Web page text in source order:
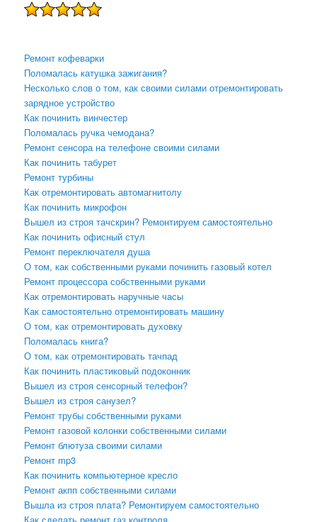
Ремонт кофеварки
Поломалась катушка зажигания?
Несколько слов о том, как своими силами отремонтировать
зарядное устройство
Как починить винчестер
Поломалась ручка чемодана?
Ремонт сенсора на телефоне своими силами
Как починить табурет
Ремонт турбины
Как отремонтировать автомагнитолу
Как починить микрофон
Вышел из строя тачскрин? Ремонтируем самостоятельно
Как починить офисный стул
Ремонт переключателя душа
О том, как собственными руками починить газовый котел
Ремонт процессора собственными руками
Как отремонтировать наручные часы
Как самостоятельно отремонтировать машину
О том, как отремонтировать духовку
Поломалась книга?
О том, как отремонтировать тачпад
Как починить пластиковый подоконник
Вышел из строя сенсорный телефон?
Вышел из строя санузел?
Ремонт трубы собственными руками
Ремонт газовой колонки собственными силами
Ремонт блютуза своими силами
Ремонт mp3
Как починить компьютерное кресло
Ремонт акпп собственными силами
Вышла из строя плата? Ремонтируем самостоятельно